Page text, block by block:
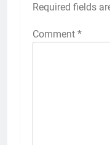
Required fields
Comment *